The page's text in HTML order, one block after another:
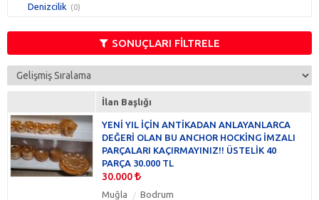
Denizcilik (0)
Mobilya
Oyuncak (0)
SONUÇLARI FİLTRELE
İlan Başlığı
YENİ YIL İÇİN ANTİKADAN ANLAYANLARCA
DEĞERİ OLAN BU ANCHOR HOCKİNG İMZALI
PARÇALARI KAÇIRMAYINIZ!! ÜSTELİK 40
PARÇA 30.000 TL
30.000
Muğla Bodrum